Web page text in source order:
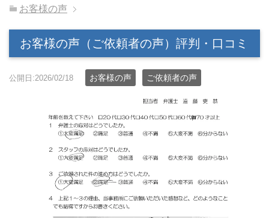
お客様の声
お客様の声（ご依頼者の声）評判・口コミ
公開日:2026/02/18 お客様の声 ご依頼者の声